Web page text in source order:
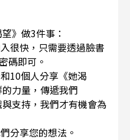
》做3件事：
很快，只需要透過臉書
碼即可。
10個人分享《她渴
力量，傳遞我們
支持，我們才有機會為
分享您的想法。